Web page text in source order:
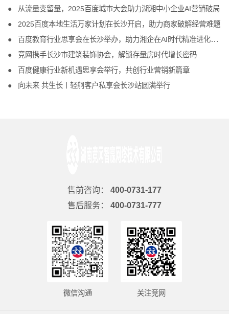
从流量变留量，2025百度城市大会助力湖湘中小企业AI营销破局
2025百度本地生活万家计划在长沙开启，助力商家破解经营难题
百度教育行业思享会在长沙举办，助力湘企在AI时代精准进化、把握商机
竞网携手长沙市建筑装饰协会，解锁存量房时代增长密码
百度健康行业新机遇思享会举行，共创行业营销新篇章
向未来 共生长丨轻舸客户私享会长沙站圆满举行
售前咨询：
400-0731-177
售后服务：
400-0731-777
微信沟通 关注竞网